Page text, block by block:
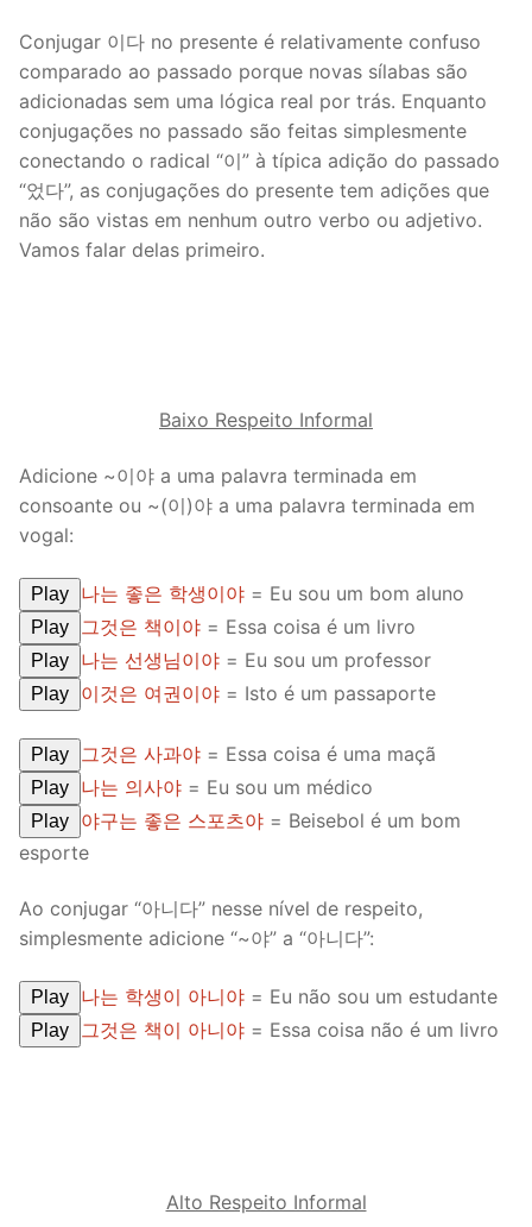
Conjugar 이다 no presente é relativamente confuso
comparado ao passado porque novas sílabas são
adicionadas sem uma lógica real por trás. Enquanto
conjugações no passado são feitas simplesmente
conectando o radical “이” à típica adição do passado
“었다”, as conjugações do presente tem adições que
não são vistas em nenhum outro verbo ou adjetivo.
Vamos falar delas primeiro.
Baixo Respeito Informal
Adicione ~이야 a uma palavra terminada em
consoante ou ~(이)야 a uma palavra terminada em
vogal:
Play 나는 좋은 학생이야 = Eu sou um bom aluno
Play 그것은 책이야 = Essa coisa é um livro
Play 나는 선생님이야 = Eu sou um professor
Play 이것은 여권이야 = Isto é um passaporte
Play 그것은 사과야 = Essa coisa é uma maçã
Play 나는 의사야 = Eu sou um médico
Play 야구는 좋은 스포츠야 = Beisebol é um bom
esporte
Ao conjugar “아니다” nesse nível de respeito,
simplesmente adicione “~야” a “아니다”:
Play 나는 학생이 아니야 = Eu não sou um estudante
Play 그것은 책이 아니야 = Essa coisa não é um livro
Alto Respeito Informal